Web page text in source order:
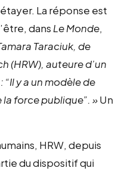
La réponse est
dans Le Monde,
Taraciuk, de
(HRW), auteure d’un
y a un modèle de
force publique”. »Un
HRW, depuis
du dispositif qui